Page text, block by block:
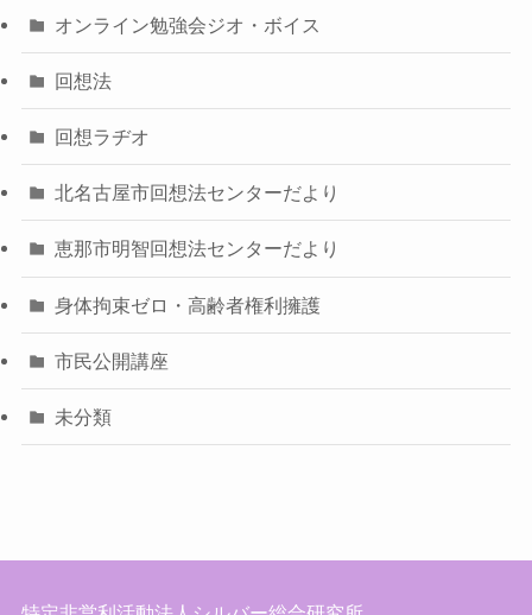
オンライン勉強会ジオ・ボイス
回想法
回想ラヂオ
北名古屋市回想法センターだより
恵那市明智回想法センターだより
身体拘束ゼロ・高齢者権利擁護
市民公開講座
未分類